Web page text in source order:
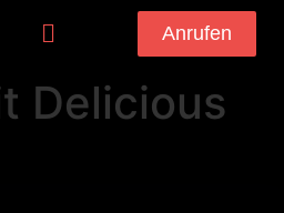
Anrufen
Delicious